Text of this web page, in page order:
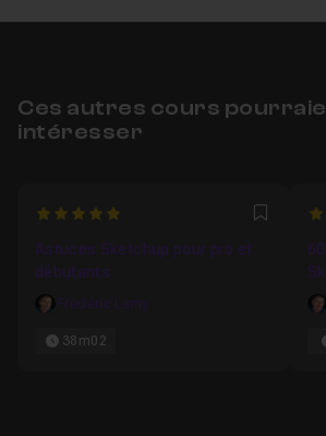
Ces autres cours
intéresser
5 Favori
Astuces Sketchup pour pro et
débutants
Frédéric Lamy
38m02
5